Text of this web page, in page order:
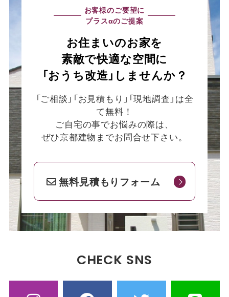
お客様のご要望に
プラスαのご提案
お住まいのお家を
素敵で快適な空間に
「おうち改造」しませんか？
「ご相談」「お見積もり」「現地調査」は全
て無料！
ご自宅の事でお悩みの際は、
ぜひ京都建物までお問合せ下さい。
無料見積もりフォーム
CHECK SNS